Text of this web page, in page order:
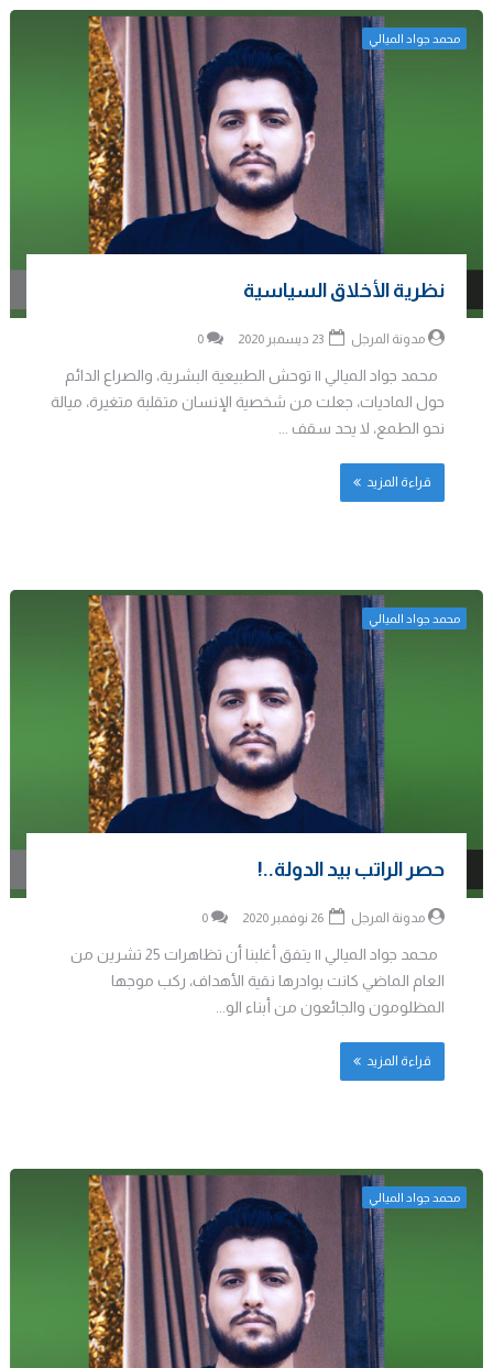
محمد جواد الميالي
نظرية الأخلاق السياسية
مدونة المرجل 0
محمد جواد الميالي || توحش الطبيعية البشرية، والصراع الدائم
حول الماديات، جعلت من شخصية الإنسان متقلبة متغيرة، ميالة
نحو الطمع، لا يحد سقف ...
قراءة المزيد
محمد جواد الميالي
حصر الراتب بيد الدولة..!
مدونة المرجل 0
محمد جواد الميالي || يتفق أغلبنا أن تظاهرات 25 تشرين من
العام الماضي كانت بوادرها نقية الأهداف، ركب موجها
المظلومون والجائعون من أبناء الو...
قراءة المزيد
محمد جواد الميالي